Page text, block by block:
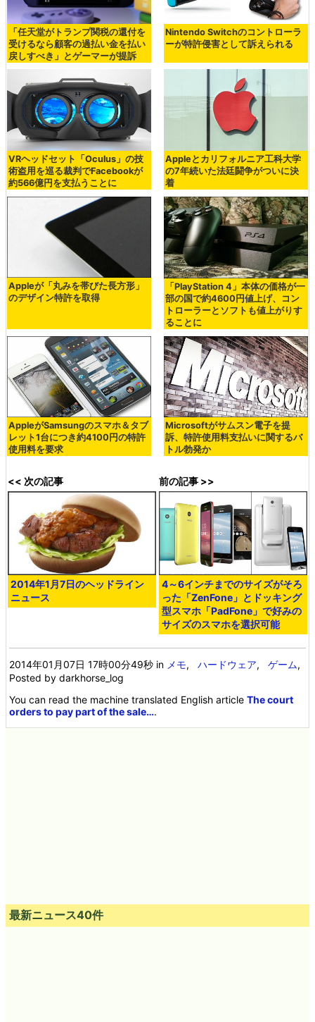
「任天堂がトランプ関税の還付を
受けるなら顧客の過払い金を払い
戻しすべき」とゲーマーが提訴
Nintendo Switchのコントローラ
ーが特許侵害として訴えられる
VRヘッドセット「Oculus」の技
術盗用を巡る裁判でFacebookが
約566億円を支払うことに
Appleとカリフォルニア工科大学
の7年続いた法廷闘争がついに決
着
Appleが「丸みを帯びた長方形」
のデザイン特許を取得
「PlayStation 4」本体の価格が一
部の国で約4600円値上げ、コン
トローラーとソフトも値上がりす
ることに
AppleがSamsungのスマホ＆タブ
レット1台につき約4100円の特許
使用料を要求
Microsoftがサムスン電子を提
訴、特許使用料支払いに関するバ
トル勃発か
<< 次の記事
2014年1月7日のヘッドライン
ニュース
前の記事 >>
4～6インチまでのサイズがそろ
った「ZenFone」とドッキング
型スマホ「PadFone」で好みの
サイズのスマホを選択可能
2014年01月07日 17時00分49秒 in メモ,ハードウェア,ゲーム,
Posted by darkhorse_log
You can read the machine translated English articleThe court
orders to pay part of the sale….
最新ニュース40件